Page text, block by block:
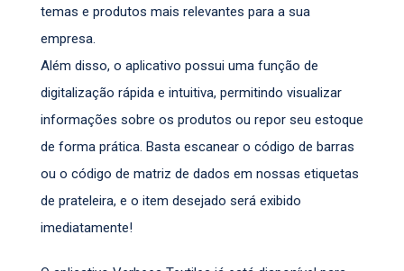
temas e produtos mais relevantes para a sua
empresa.
Além disso, o aplicativo possui uma função de
digitalização rápida e intuitiva, permitindo visualizar
informações sobre os produtos ou repor seu estoque
de forma prática. Basta escanear o código de barras
ou o código de matriz de dados em nossas etiquetas
de prateleira, e o item desejado será exibido
imediatamente!